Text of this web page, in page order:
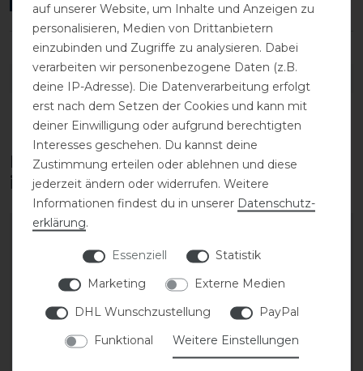
DETAILS ZUR PRODUKTSICHERHEIT
Diese Produkte könnten dich auch
interessieren
auf unserer Website, um Inhalte und Anzeigen zu
personalisieren, Medien von Drittanbietern
einzubinden und Zugriffe zu analysieren. Dabei
verarbeiten wir personenbezogene Daten (z.B.
deine IP-Adresse). Die Datenverarbeitung erfolgt
erst nach dem Setzen der Cookies und kann mit
deiner Einwilligung oder aufgrund berechtigten
Interesses geschehen. Du kannst deine
Zustimmung erteilen oder ablehnen und diese
jederzeit ändern oder widerrufen. Weitere
Informationen findest du in unserer Daten­schutz­
erklärung.
Essenziell
Statistik
Marketing
Externe Medien
DHL Wunschzustellung
PayPal
Funktional
Weitere Einstellungen